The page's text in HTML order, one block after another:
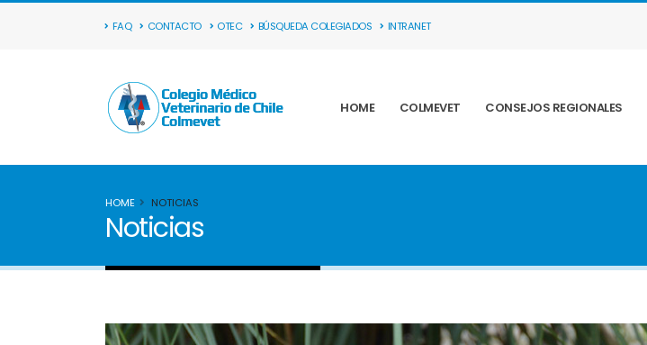
FAQ CONTACTO OTEC BÚSQUEDA COLEGIADOS INTRANET
HOME COLMEVET CONSEJOS REGIONALES
HOME NOTICIAS
Noticias